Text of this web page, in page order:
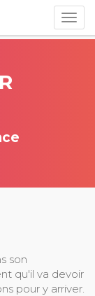
son
qu'il va devoir
pour y arriver.